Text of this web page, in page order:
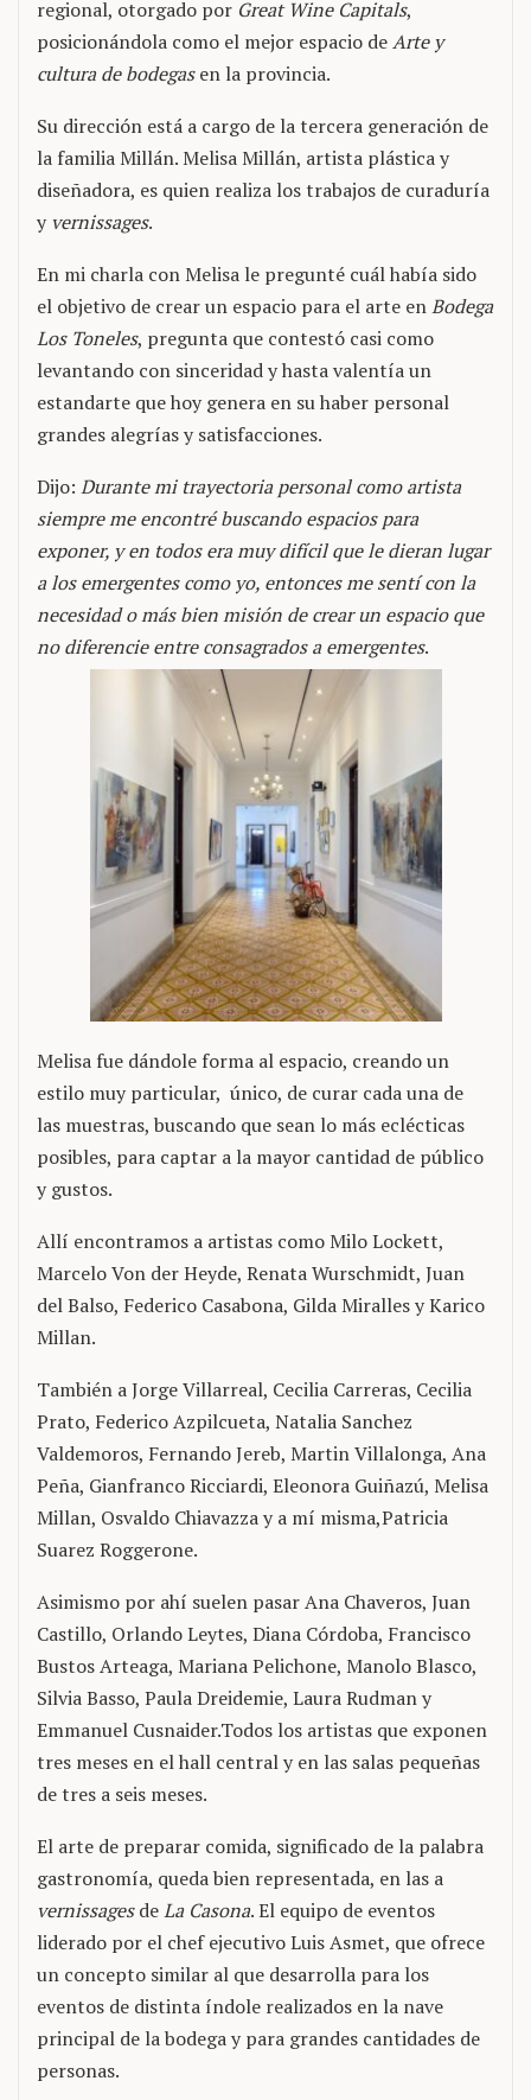
regional, otorgado por Great Wine Capitals,
posicionándola como el mejor espacio deArte y
culturade bodegasen la provincia.
Su dirección está a cargo de la tercera generación de
la familia Millán. Melisa Millán, artista plástica y
diseñadora, es quien realiza los trabajos de curaduría
y vernissages.
En mi charla con Melisa le pregunté cuál había sido
el objetivo de crear un espacio para el arte enBodega
Los Toneles, pregunta que contestó casi como
levantando con sinceridad y hasta valentía un
estandarte que hoy genera en su haber personal
grandes alegrías y satisfacciones.
Dijo: Durante mi trayectoria personal como artista
siempre me encontré buscando espacios para
exponer, y en todos era muy difícil que le dieran lugar
a los emergentes como yo, entonces me sentí con la
necesidad o más bien misión de crear un espacio que
no diferencie entre consagrados a emergentes.
Melisa fue dándole forma al espacio, creando un
estilo muy particular, único, de curar cada una de
las muestras, buscando que sean lo más eclécticas
posibles, para captar a la mayor cantidad de público
y gustos.
Allí encontramos a artistas como Milo Lockett,
Marcelo Von der Heyde, Renata Wurschmidt, Juan
del Balso, Federico Casabona, Gilda Miralles y Karico
Millan.
También a Jorge Villarreal, Cecilia Carreras, Cecilia
Prato, Federico Azpilcueta, Natalia Sanchez
Valdemoros, Fernando Jereb, Martin Villalonga, Ana
Peña, Gianfranco Ricciardi, Eleonora Guiñazú, Melisa
Millan, Osvaldo Chiavazza y a mí misma,Patricia
Suarez Roggerone.
Asimismo por ahí suelen pasar Ana Chaveros, Juan
Castillo, Orlando Leytes, Diana Córdoba, Francisco
Bustos Arteaga, Mariana Pelichone, Manolo Blasco,
Silvia Basso, Paula Dreidemie, Laura Rudman y
Emmanuel Cusnaider.Todos los artistas que exponen
tres meses en el hall central y en las salas pequeñas
de tres a seis meses.
El arte de preparar comida, significado de la palabra
gastronomía, queda bien representada, en las a
vernissagesdeLa Casona. El equipo de eventos
liderado por el chef ejecutivo Luis Asmet, que ofrece
un concepto similar al que desarrolla para los
eventos de distinta índole realizados en la nave
principal de la bodega y para grandes cantidades de
personas.